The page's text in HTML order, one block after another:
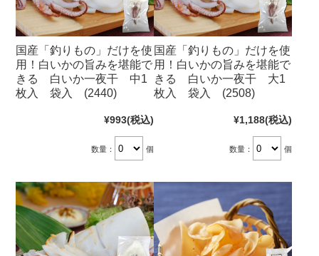
国産「釣りもの」だけを使
用！白いかの旨みを堪能で
きる 白いか一夜干 中1
枚入 袋入 (2440)
¥993(税込)
数量： 個
国産「釣りもの」だけを使
用！白いかの旨みを堪能で
きる 白いか一夜干 大1
枚入 袋入 (2508)
¥1,188(税込)
数量： 個